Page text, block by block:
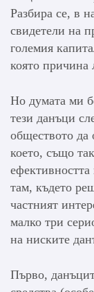
Разбира се, в
свидетели на
големия
която причина
Но думата ми
тези данъци
обществото да
което, също
там, където
частният
малко три
на ниските
Първо,